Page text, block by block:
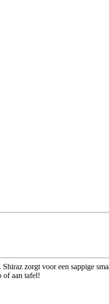
zorgt voor een sappige
of aan tafel!